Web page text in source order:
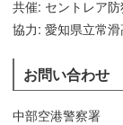
共催: セントレア
協力: 愛知県立常
お問い合わせ
中部空港警察署